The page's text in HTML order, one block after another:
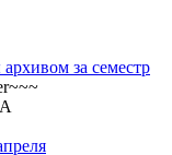
за семестр